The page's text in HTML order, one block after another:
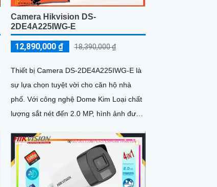
Camera Hikvision DS-
2DE4A225IWG-E
12,890,000 ₫ 18,390,000 ₫
Thiết bị Camera DS-2DE4A225IWG-E là
sự lựa chọn tuyệt vời cho căn hộ nhà
phố. Với công nghệ Dome Kim Loại chất
lượng sắt nét đến 2.0 MP, hình ảnh được